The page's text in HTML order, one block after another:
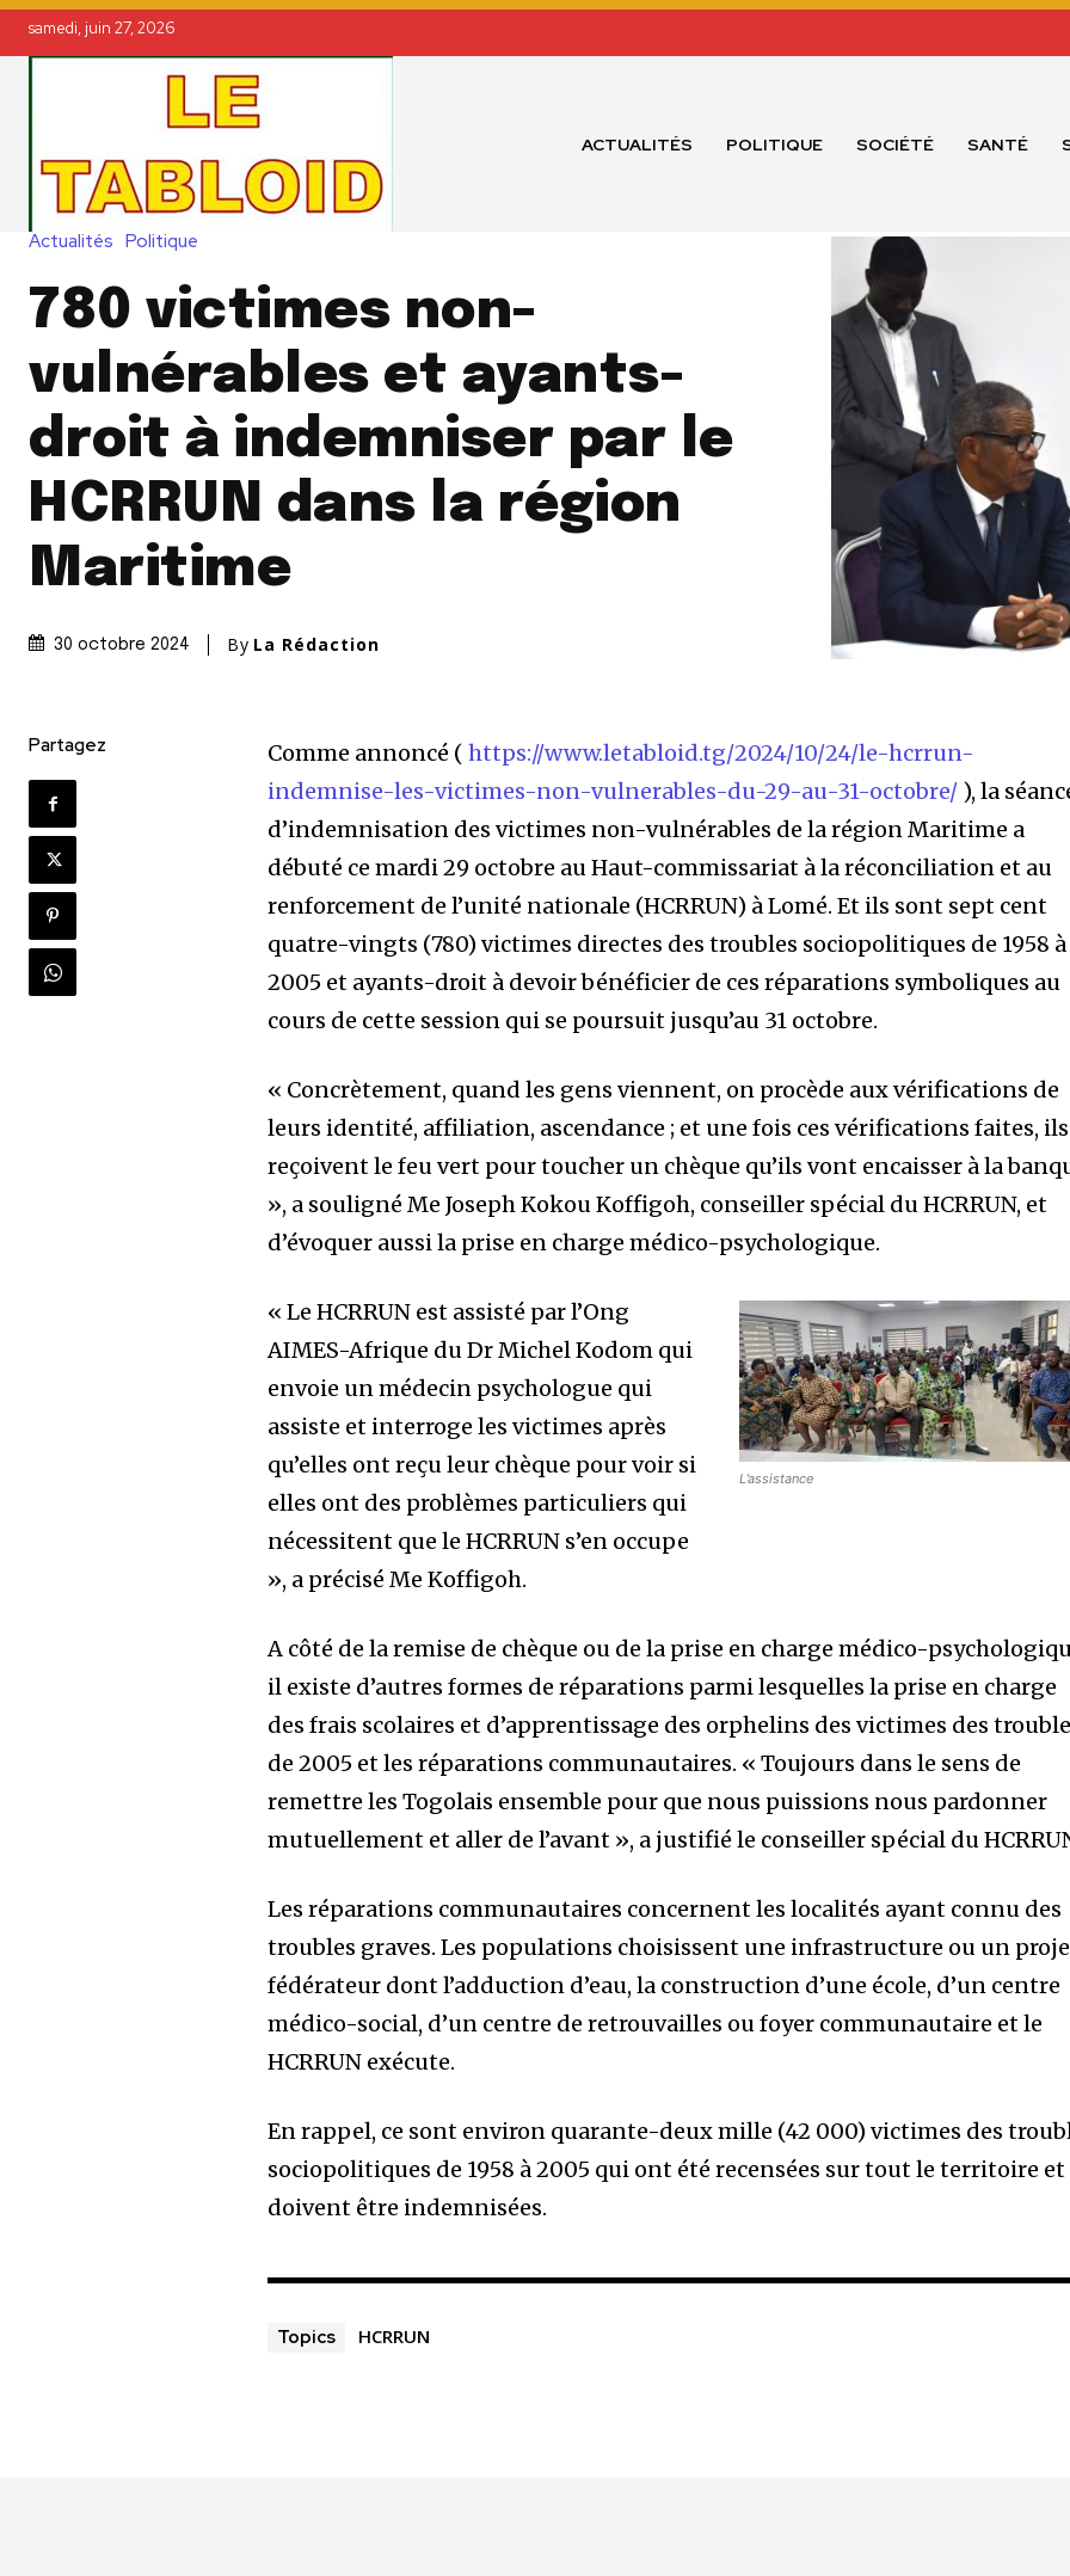
samedi, juin 27, 2026
ACTUALITÉS POLITIQUE SOCIÉTÉ SANTÉ
Actualités Politique
780 victimes non-
vulnérables et ayants-
droit à indemniser par le
HCRRUN dans la région
Maritime
30 octobre 2024 By La Rédaction
Partagez Comme annoncé (https://www.letabloid.tg/2024/10/24/le-hcrrun-
indemnise-les-victimes-non-vulnerables-du-29-au-31-octobre/ ), la
d’indemnisation des victimes non-vulnérables de la région Maritime a
débuté ce mardi 29 octobre au Haut-commissariat à la réconciliation et au
renforcement de l’unité nationale (HCRRUN) à Lomé. Et ils sont sept cent
quatre-vingts (780) victimes directes des troubles sociopolitiques de 1958 à
2005 et ayants-droit à devoir bénéficier de ces réparations symboliques au
cours de cette session qui se poursuit jusqu’au 31 octobre.
« Concrètement, quand les gens viennent, on procède aux vérifications de
leurs identité, affiliation, ascendance ; et une fois ces vérifications faites, ils
reçoivent le feu vert pour toucher un chèque qu’ils vont encaisser à la
», a souligné Me Joseph Kokou Koffigoh, conseiller spécial du HCRRUN, et
d’évoquer aussi la prise en charge médico-psychologique.
L’assistance
« Le HCRRUN est assisté par l’Ong
AIMES-Afrique du Dr Michel Kodom qui
envoie un médecin psychologue qui
assiste et interroge les victimes après
qu’elles ont reçu leur chèque pour voir si
elles ont des problèmes particuliers qui
nécessitent que le HCRRUN s’en occupe
», a précisé Me Koffigoh.
A côté de la remise de chèque ou de la prise en charge médico-
il existe d’autres formes de réparations parmi lesquelles la prise en charge
des frais scolaires et d’apprentissage des orphelins des victimes des
de 2005 et les réparations communautaires. « Toujours dans le sens de
remettre les Togolais ensemble pour que nous puissions nous pardonner
mutuellement et aller de l’avant », a justifié le conseiller spécial du
Les réparations communautaires concernent les localités ayant connu des
troubles graves. Les populations choisissent une infrastructure ou un
fédérateur dont l’adduction d’eau, la construction d’une école, d’un centre
médico-social, d’un centre de retrouvailles ou foyer communautaire et le
HCRRUN exécute.
En rappel, ce sont environ quarante-deux mille (42 000) victimes des
sociopolitiques de 1958 à 2005 qui ont été recensées sur tout le territoire et
doivent être indemnisées.
Topics HCRRUN